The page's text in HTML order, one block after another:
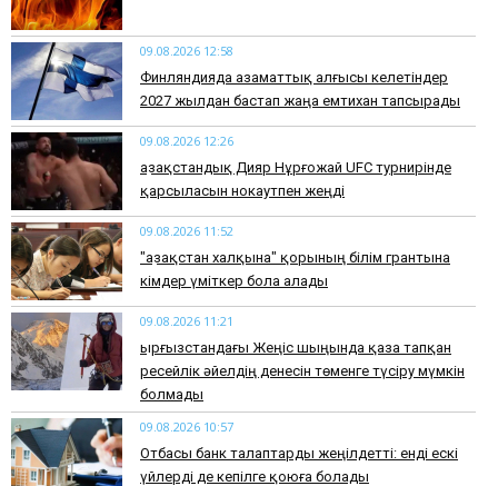
09.08.2026 12:58
Финляндияда азаматтық алғысы келетіндер
2027 жылдан бастап жаңа емтихан тапсырады
09.08.2026 12:26
Қазақстандық Дияр Нұрғожай UFC турнирінде
қарсыласын нокаутпен жеңді
09.08.2026 11:52
"Қазақстан халқына" қорының білім грантына
кімдер үміткер бола алады
09.08.2026 11:21
Қырғызстандағы Жеңіс шыңында қаза тапқан
ресейлік әйелдің денесін төменге түсіру мүмкін
болмады
09.08.2026 10:57
Отбасы банк талаптарды жеңілдетті: енді ескі
үйлерді де кепілге қоюға болады